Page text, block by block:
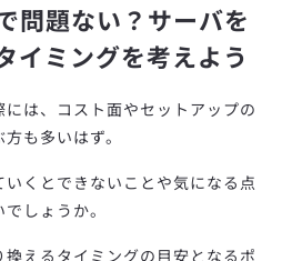
問題ない？サーバを
イミングを考えよう
は、コスト面やセットアップの
も多いはず。
いくとできないことや気になる点
しょうか。
えるタイミングの目安となるポ